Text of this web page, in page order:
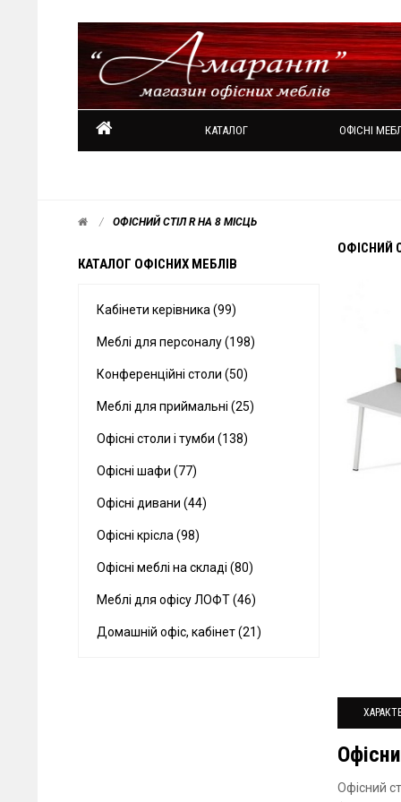
КАТАЛОГ ОФІСНІ
ОФІСНИЙ СТІЛ R НА 8 МІСЦЬ
КАТАЛОГ ОФІСНИХ МЕБЛІВ
Кабінети керівника (99)
Меблі для персоналу (198)
Конференційні столи (50)
Меблі для приймальні (25)
Офісні столи і тумби (138)
Офісні шафи (77)
Офісні дивани (44)
Офісні крісла (98)
Офісні меблі на складі (80)
Меблі для офісу ЛОФТ (46)
Домашній офіс, кабінет (21)
ОФІСНИЙ
Офісний